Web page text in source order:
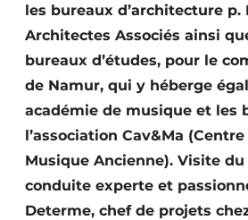
Façades
Géotextiles
Infrastructures souterraines et
Protection solaire
Rénovation
les bureaux d’architecture p.
Architectes Associés ainsi
bureaux d’études, pour le
de Namur, qui y héberge
académie de musique et les
l’association Cav&Ma
Musique Ancienne). Visite
conduite experte et
Determe, chef de projets